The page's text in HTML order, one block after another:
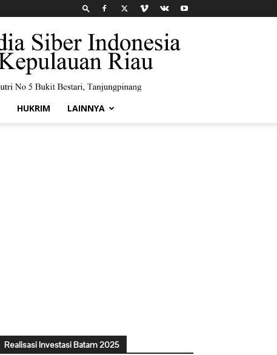
HUKRIM LAINNYA
Realisasi Investasi Batam 2025